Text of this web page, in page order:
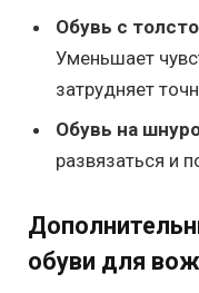
Обувь с
Уменьшает
затрудняет
Обувь на
развязаться и
обуви для